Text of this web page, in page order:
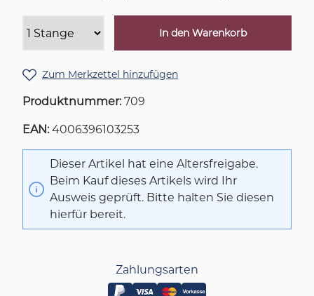
In den Warenkorb
Zum Merkzettel hinzufügen
Produktnummer: 709
EAN: 4006396103253
Dieser Artikel hat eine Altersfreigabe.
Beim Kauf dieses Artikels wird Ihr
Ausweis geprüft. Bitte halten Sie diesen
hierfür bereit.
Zahlungsarten